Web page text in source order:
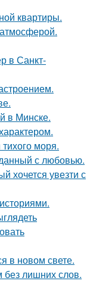
квартиры.
в Санкт-
в Минске.
моря.
с любовью.
хочется увезти с
в новом свете.
без лишних слов.